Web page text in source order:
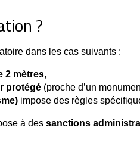
?
dans les cas suivants :
2 mètres,
protégé (proche d’un
impose des règles
à des sanctions